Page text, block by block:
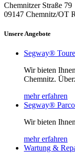
Chemnitzer Straße 79
09147 Chemnitz/OT
Unsere Angebote
Segway®
Wir bieten
Chemnitz.
mehr erfahren
Segway®
Wir bieten
mehr erfahren
Wartung &